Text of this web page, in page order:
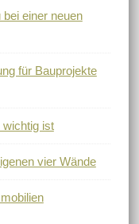
einer neuen
für Bauprojekte
wichtig ist
vier Wände